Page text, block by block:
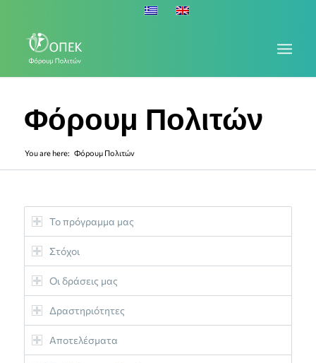
Φόρουμ Πολιτών
You are here: Φόρουμ Πολιτών
Το πρόγραμμα μας
Στόχοι
Οι δράσεις μας
Δραστηριότητες
Αποτελέσματα